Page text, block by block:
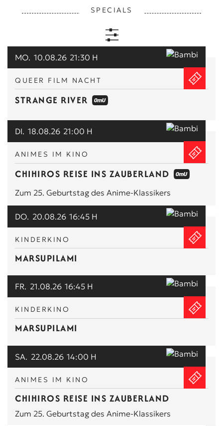
SPECIALS
KUNST & KLASSIK
MUSIK & KONZERTE
PREMIEREN & PREVIEWS
KOMMA & HOMOCHROM
KINDERKINO
SONSTIGES
QUEER FILM NACHT
STRANGE RIVER
MO. 10.08.26 21:30 H
ANIMES IM KINO
CHIHIROS REISE INS ZAUBERLAND
Zum 25. Geburtstag des Anime-Klassikers
DI. 18.08.26 21:00 H
KINDERKINO
MARSUPILAMI
DO. 20.08.26 16:45 H
KINDERKINO
MARSUPILAMI
FR. 21.08.26 16:45 H
ANIMES IM KINO
CHIHIROS REISE INS ZAUBERLAND
Zum 25. Geburtstag des Anime-Klassikers
SA. 22.08.26 14:00 H